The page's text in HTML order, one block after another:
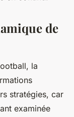
de
la
stratégies, car
examinée